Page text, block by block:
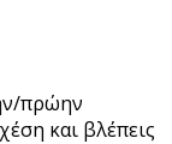
πρώην
και βλέπεις